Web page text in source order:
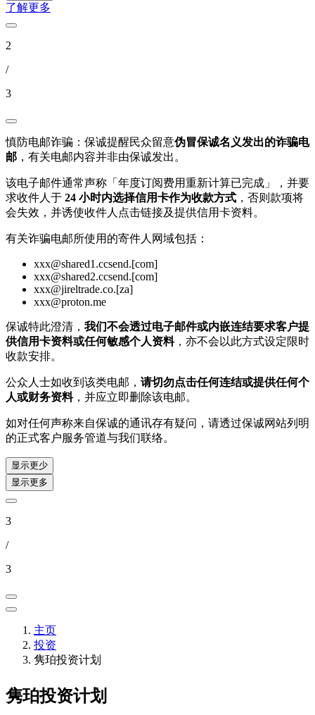
了解更多
2
/
3
慎防电邮诈骗：保诚提醒民众留意伪冒保诚名义发出的诈骗电
邮 ，有关电邮内容并非由保诚发出。
该电子邮件通常声称「年度订阅费用重新计算已完成」，并要
求收件人于 24 小时内选择信用卡作为收款方式 ，否则款项将
会失效，并诱使收件人点击链接及提供信用卡资料。
有关诈骗电邮所使用的寄件人网域包括：
xxx@shared1.ccsend.[com]
xxx@shared2.ccsend.[com]
xxx@jireltrade.co.[za]
xxx@proton.me
保诚特此澄清， 我们不会透过电子邮件或内嵌连结要求客户提
供信用卡资料或任何敏感个人资料，亦不会以此方式设定限时
收款安排。
公众人士如收到该类电邮， 请切勿点击任何连结或提供任何个
人或财务资料，并应立即删除该电邮。
如对任何声称来自保诚的通讯存有疑问，请透过保诚网站列明
的正式客户服务管道与我们联络。
显示更少
显示更多
3
/
3
主页
投资
隽珀投资计划
隽珀投资计划